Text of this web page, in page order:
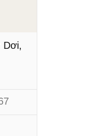
Dơi,